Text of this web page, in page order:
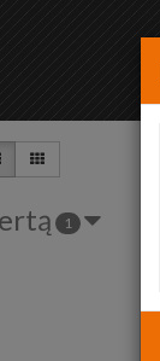
1